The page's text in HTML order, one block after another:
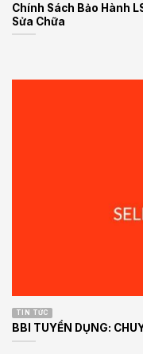
Chính Sách Bảo Hành
Sửa Chữa
TIN TỨC
BBI TUYỂN DỤNG: